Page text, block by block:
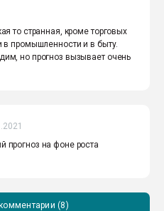
то странная, кроме торговых
в промышленности и в быту.
но прогноз вызывает очень
прогноз на фоне роста
(8)